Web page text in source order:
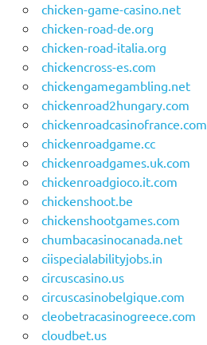
chicken-game-casino.net
chicken-road-de.org
chicken-road-italia.org
chickencross-es.com
chickengamegambling.net
chickenroad2hungary.com
chickenroadcasinofrance.com
chickenroadgame.cc
chickenroadgames.uk.com
chickenroadgioco.it.com
chickenshoot.be
chickenshootgames.com
chumbacasinocanada.net
ciispecialabilityjobs.in
circuscasino.us
circuscasinobelgique.com
cleobetracasinogreece.com
cloudbet.us